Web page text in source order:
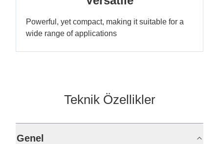
Powerful, yet compact, making it suitable for a
wide range of applications
Teknik Özellikler
Genel